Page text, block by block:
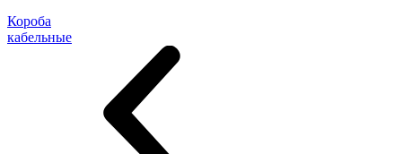
Короба
кабельные